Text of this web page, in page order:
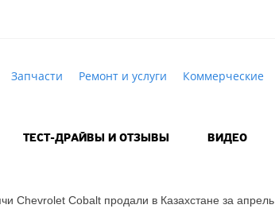
Запчасти Ремонт и услуги Коммерческие
ТЕСТ-ДРАЙВЫ И ОТЗЫВЫ ВИДЕО
Chevrolet Cobalt продали в Казахстане за апрель